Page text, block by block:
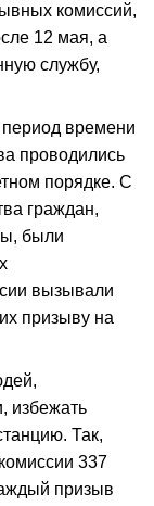
комиссий,
12 мая, а
службу,
времени
проводились
порядке. С
граждан,
были
вызывали
призыву на
избежать
Так,
337
призыв